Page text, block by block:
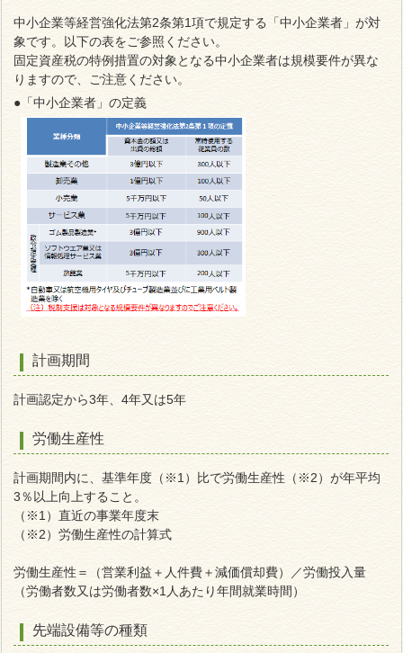
中小企業等経営強化法第2条第1項で規定する「中小企業者」が対
象です。以下の表をご参照ください。
固定資産税の特例措置の対象となる中小企業者は規模要件が異な
りますので、ご注意ください。
●「中小企業者」の定義
計画期間
計画認定から3年、4年又は5年
労働生産性
計画期間内に、基準年度（※1）比で労働生産性（※2）が年平均
3％以上向上すること。
（※1）直近の事業年度末
（※2）労働生産性の計算式
労働生産性＝（営業利益＋人件費＋減価償却費）／労働投入量
（労働者数又は労働者数×1人あたり年間就業時間）
先端設備等の種類